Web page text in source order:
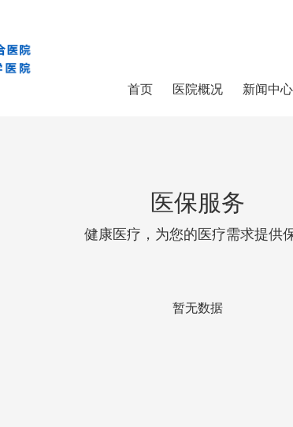
首页 医院概况 新闻中心
医保服务
健康医疗，为您的医疗需求提供
暂无数据